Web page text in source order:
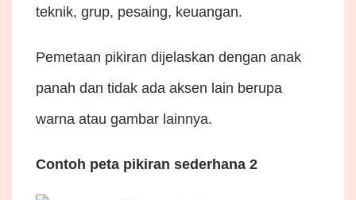
teknik, grup, pesaing, keuangan.
Pemetaan pikiran dijelaskan dengan anak
panah dan tidak ada aksen lain berupa
warna atau gambar lainnya.
Contoh peta pikiran sederhana 2